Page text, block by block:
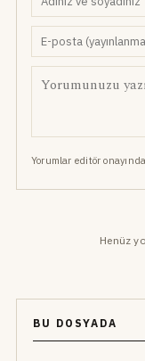
Yorumlar editör
Henüz
BU DOSYADA